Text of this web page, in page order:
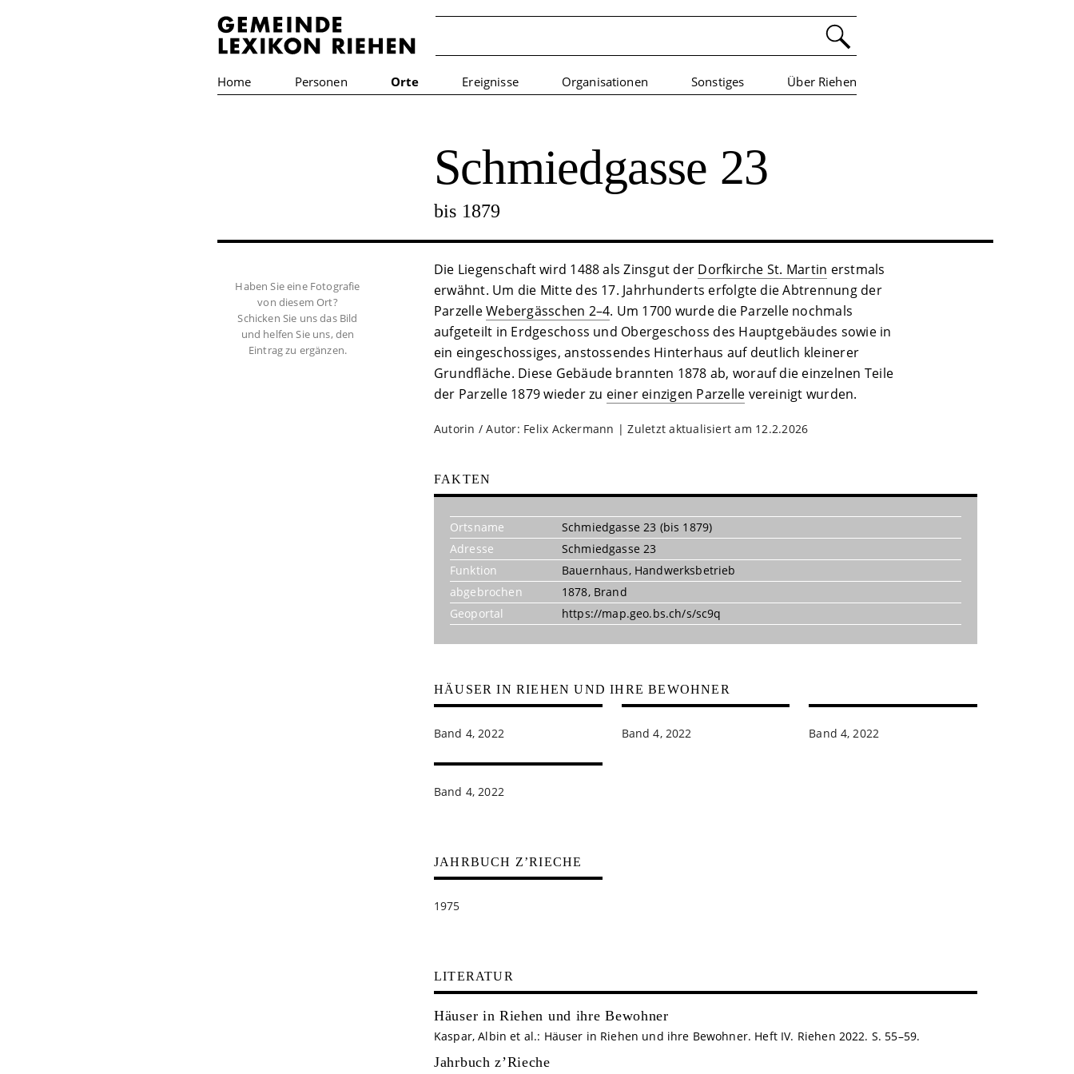
Home Personen Orte Ereignisse Organisationen Sonstiges Über Riehen
Haben Sie eine Fotografie
von diesem Ort?
Schicken Sie uns das Bild
und helfen Sie uns, den
Eintrag zu ergänzen.
Schmiedgasse 23
bis 1879
Die Liegenschaft wird 1488 als Zinsgut der Dorfkirche St. Martin erstmals
erwähnt. Um die Mitte des 17. Jahrhunderts erfolgte die Abtrennung der
ParzelleWebergässchen 2–4. Um 1700 wurde die Parzelle nochmals
aufgeteilt in Erdgeschoss und Obergeschoss des Hauptgebäudes sowie in
ein eingeschossiges, anstossendes Hinterhaus auf deutlich kleinerer
Grundfläche. Diese Gebäude brannten 1878 ab, worauf die einzelnen Teile
der Parzelle 1879 wieder zu einer einzigen Parzelle vereinigt wurden.
Autorin / Autor: Felix Ackermann | Zuletzt aktualisiert am 12.2.2026
FAKTEN
Ortsname
Schmiedgasse 23 (bis 1879)
Adresse
Schmiedgasse 23
Funktion
Bauernhaus, Handwerksbetrieb
abgebrochen
1878, Brand
Geoportal
https://map.geo.bs.ch/s/sc9q
HÄUSER IN RIEHEN UND IHRE BEWOHNER
Band 4, 2022 Band 4, 2022 Band 4, 2022
Band 4, 2022
JAHRBUCH Z’RIECHE
1975
LITERATUR
Häuser in Riehen und ihre Bewohner
Kaspar, Albin et al.: Häuser in Riehen und ihre Bewohner. Heft IV. Riehen 2022. S. 55–59.
Jahrbuch z’Rieche